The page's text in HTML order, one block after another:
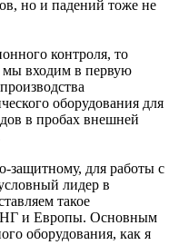
но и падений тоже не
контроля, то
мы входим в первую
оборудования для
в пробах внешней
защитному, для работы с
лидер в
такое
и Европы. Основным
оборудования, как я